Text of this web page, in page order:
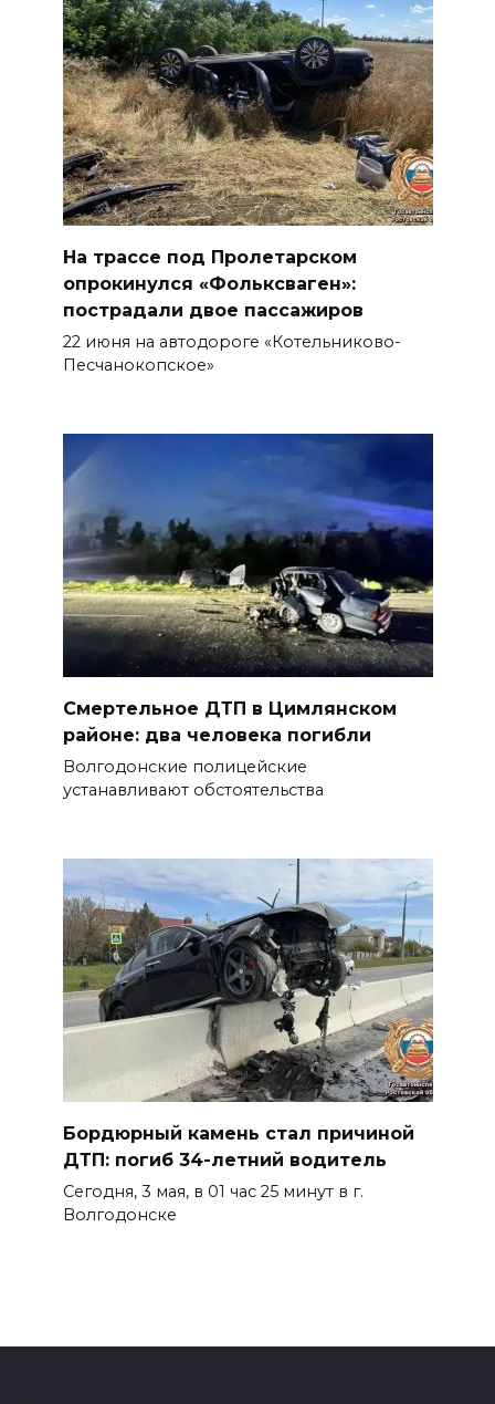
На трассе под Пролетарском
опрокинулся «Фольксваген»:
пострадали двое пассажиров
22 июня на автодороге «Котельниково-
Песчанокопское»
Смертельное ДТП в Цимлянском
районе: два человека погибли
Волгодонские полицейские
устанавливают обстоятельства
Бордюрный камень стал причиной
ДТП: погиб 34-летний водитель
Сегодня, 3 мая, в 01 час 25 минут в г.
Волгодонске